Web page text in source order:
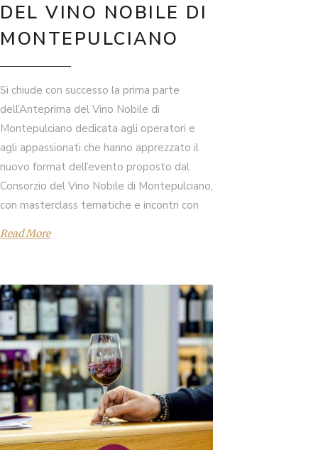
DEL VINO NOBILE DI
MONTEPULCIANO
Si chiude con successo la prima parte
dell’Anteprima del Vino Nobile di
Montepulciano dedicata agli operatori e
agli appassionati che hanno apprezzato il
nuovo format dell’evento proposto dal
Consorzio del Vino Nobile di Montepulciano,
con masterclass tematiche e incontri con
Read More